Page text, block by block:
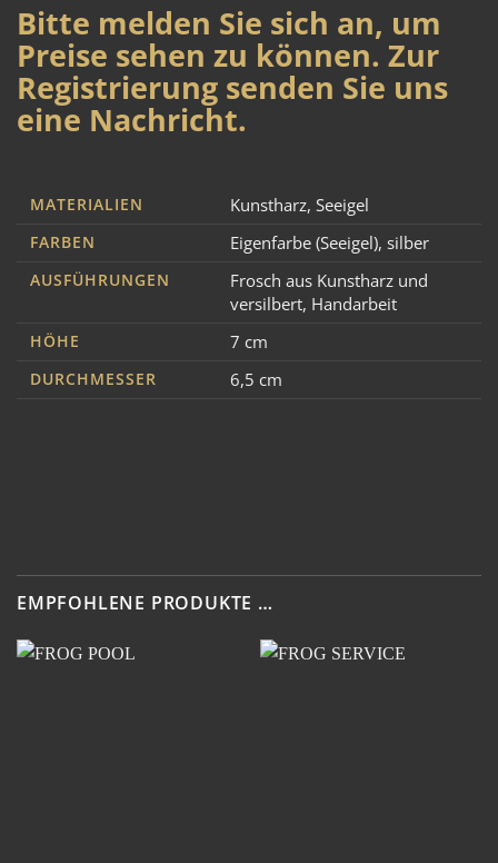
Bitte melden Sie sich an, um
Preise sehen zu können. Zur
Registrierung senden Sie uns
eine Nachricht.
MATERIALIEN Kunstharz, Seeigel
FARBEN Eigenfarbe (Seeigel), silber
AUSFÜHRUNGEN
Frosch aus Kunstharz und
versilbert, Handarbeit
HÖHE 7 cm
DURCHMESSER 6,5 cm
EMPFOHLENE PRODUKTE …